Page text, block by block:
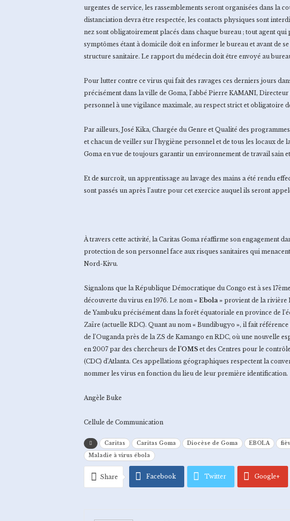
urgentes de service, les rassemblements seront organisées dans la
distanciation devra être respectée, les contacts physiques sont
nez sont obligatoirement placés dans chaque bureau ; tout agent qui
symptômes étant à domicile doit en informer le bureau et avant de
structure sanitaire. Le rapport du médecin doit être envoyé au
Pour lutter contre ce virus qui fait des ravages ces derniers jours
précisément dans la ville de Goma, l’abbé Pierre KAMANI,
personnel à une vigilance maximale, au respect strict et obligatoire
Par ailleurs, José Kika, Chargée du Genre et Qualité des
et chacun de veiller sur l’hygiène personnel et de tous les locaux de
Goma en vue de toujours garantir un environnement de travail sain
Et de surcroît, un apprentissage au lavage des mains a été rendu
sont passés un après l’autre pour cet exercice auquel ils seront
À travers cette activité, la Caritas Goma réaffirme son engagement
protection de son personnel face aux risques sanitaires qui
Nord-Kivu.
Signalons que la République Démocratique du Congo est à ses
découverte du virus en 1976. Le nom « Ebola » provient de la rivière
de Yambuku précisément dans la forêt équatoriale en province de
Zaïre (actuelle RDC). Quant au nom « Bundibugyo », il fait référence
de l’Ouganda près de la ZS de Kamango en RDC, où une nouvelle
en 2007 par des chercheurs de l’OMS et des Centres pour le
(CDC) d’Atlanta. Ces appellations géographiques respectent la
nommer les virus en fonction du lieu de leur première identification.
Angèle Buke
Cellule de Communication
Caritas Caritas Goma Diocèse de Goma EBOLA
Maladie à virus ébola
Share Facebook Twitter Google+